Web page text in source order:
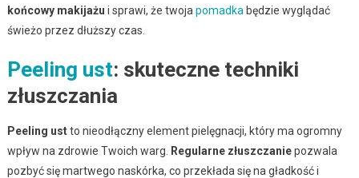
końcowy makijażu i sprawi, że twoja pomadka będzie wyglądać
świeżo przez dłuższy czas.
Peeling ust: skuteczne techniki
złuszczania
Peeling ustto nieodłączny element pielęgnacji, który ma ogromny
wpływ na zdrowie Twoich warg.
Regularne złuszczaniepozwala
pozbyć się martwego naskórka, co przekłada się na gładkość i